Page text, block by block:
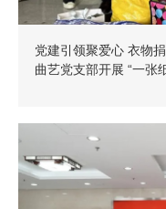
党建引领聚爱心 衣物
曲艺党支部开展 “一张